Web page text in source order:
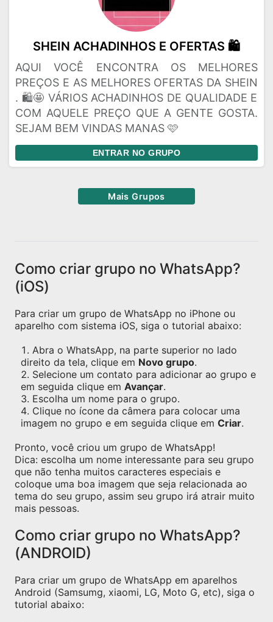
SHEIN ACHADINHOS E OFERTAS 🛍️
AQUI VOCÊ ENCONTRA OS MELHORES
PREÇOS E AS MELHORES OFERTAS DA SHEIN
. 🛍️🤩 VÁRIOS ACHADINHOS DE QUALIDADE E
COM AQUELE PREÇO QUE A GENTE GOSTA.
SEJAM BEM VINDAS MANAS 🩷
ENTRAR NO GRUPO
Mais Grupos
Como criar grupo no WhatsApp?
(iOS)
Para criar um grupo de WhatsApp no iPhone ou
aparelho com sistema iOS, siga o tutorial abaixo:
Abra o WhatsApp, na parte superior no lado
direito da tela, clique em Novo grupo.
Selecione um contato para adicionar ao grupo e
em seguida clique em Avançar.
Escolha um nome para o grupo.
Clique no ícone da câmera para colocar uma
imagem no grupo e em seguida clique em Criar.
Pronto, você criou um grupo de WhatsApp!
Dica: escolha um nome interessante para seu grupo
que não tenha muitos caracteres especiais e
coloque uma boa imagem que seja relacionada ao
tema do seu grupo, assim seu grupo irá atrair muito
mais pessoas.
Como criar grupo no WhatsApp?
(ANDROID)
Para criar um grupo de WhatsApp em aparelhos
Android (Samsumg, xiaomi, LG, Moto G, etc), siga o
tutorial abaixo: